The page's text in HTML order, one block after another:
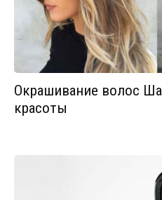
Окрашивание волос
красоты